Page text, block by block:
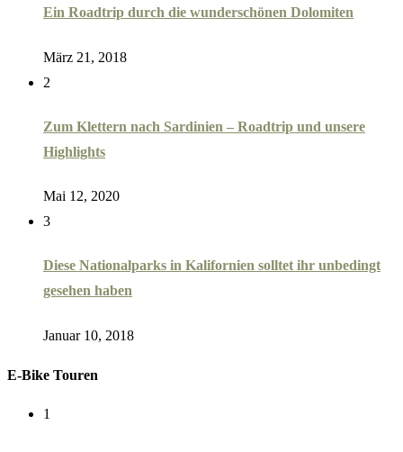
Ein Roadtrip durch die wunderschönen Dolomiten
März 21, 2018
2
Zum Klettern nach Sardinien – Roadtrip und unsere
Highlights
Mai 12, 2020
3
Diese Nationalparks in Kalifornien solltet ihr unbedingt
gesehen haben
Januar 10, 2018
E-Bike Touren
1